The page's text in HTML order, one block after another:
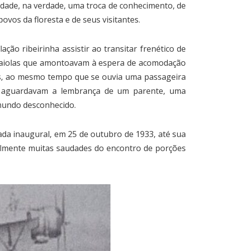
na verdade, uma troca de conhecimento, de
da floresta e de seus visitantes.
ribeirinha assistir ao transitar frenético de
que amontoavam à espera de acomodação
mesmo tempo que se ouvia uma passageira
a lembrança de um parente, uma
desconhecido.
inaugural, em 25 de outubro de 1933, até sua
muitas saudades do encontro de porções